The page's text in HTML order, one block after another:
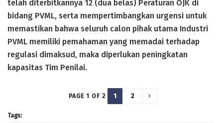
telah diterbitkannya 12 (dua belas) Peraturan OJK di
bidang PVML, serta mempertimbangkan urgensi untuk
memastikan bahwa seluruh calon pihak utama Industri
PVML memiliki pemahaman yang memadai terhadap
regulasi dimaksud, maka diperlukan peningkatan
kapasitas Tim Penilai.
PAGE 1 OF 2 1 2
Tags: